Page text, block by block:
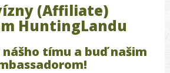
(Affiliate)
HuntingLandu
nášho tímu a buď našim